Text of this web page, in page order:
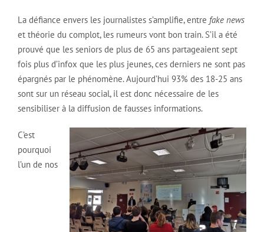
La défiance envers les journalistes s’amplifie, entre fake news
et théorie du complot, les rumeurs vont bon train. S’il a été
prouvé que les seniors de plus de 65 ans partageaient sept
fois plus d’infox que les plus jeunes, ces derniers ne sont pas
épargnés par le phénomène. Aujourd’hui 93% des 18-25 ans
sont sur un réseau social, il est donc nécessaire de les
sensibiliser à la diffusion de fausses informations.
C’est
pourquoi
l’un de nos